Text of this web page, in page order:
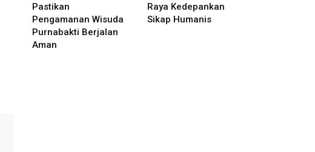
Pastikan
Pengamanan Wisuda
Purnabakti Berjalan
Aman
Raya Kedepankan
Sikap Humanis